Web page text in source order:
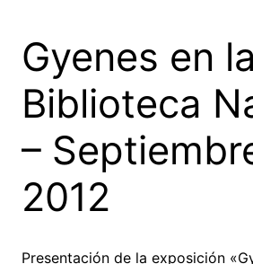
Gyenes en la
Biblioteca
–
2012
Presentación de la exposición